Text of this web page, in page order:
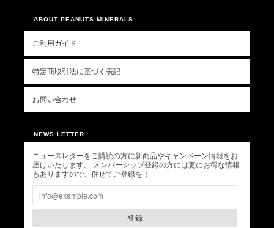
ABOUT PEANUTS MINERALS
ご利用ガイド
特定商取引法に基づく表記
お問い合わせ
NEWS LETTER
ニュースレターをご購読の方に新商品やキャンペーン情報をお
届けいたします。 メンバーシップ登録の方には更にお得な情報
もありますので、併せてご登録を！
登録